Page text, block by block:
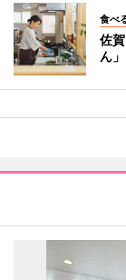
食べ
佐
ん